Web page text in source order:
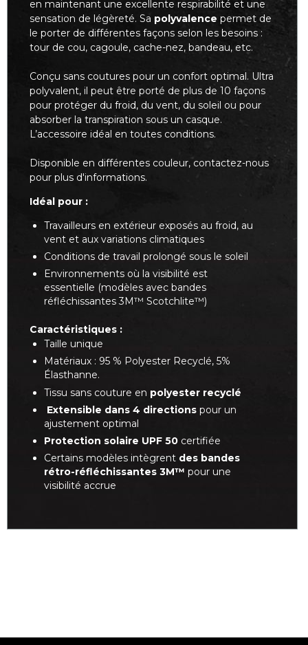
en maintenant une excellente respirabilité et une
sensation de légèreté. Sa polyvalence permet de
le porter de différentes façons selon les besoins :
tour de cou, cagoule, cache-nez, bandeau, etc.
Conçu sans coutures pour un confort optimal. Ultra
polyvalent, il peut être porté de plus de 10 façons
pour protéger du froid, du vent, du soleil ou pour
absorber la transpiration sous un casque.
L’accessoire idéal en toutes conditions.
Disponible en différentes couleur, contactez-nous
pour plus d'informations.
Idéal pour :
Travailleurs en extérieur exposés au froid, au
vent et aux variations climatiques
Conditions de travail prolongé sous le soleil
Environnements où la visibilité est
essentielle (modèles avec bandes
réfléchissantes 3M™ Scotchlite™)
Caractéristiques :
Taille unique
Matériaux : 95 % Polyester Recyclé, 5%
Élasthanne.
Tissu sans couture en polyester recyclé
Extensible dans 4 directions pour un
ajustement optimal
Protection solaire UPF 50 certifiée
Certains modèles intègrent des bandes
rétro-réfléchissantes 3M™ pour une
visibilité accrue